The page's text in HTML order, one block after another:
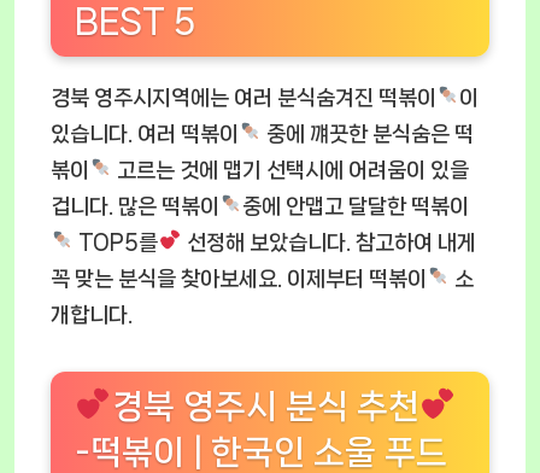
BEST 5
경북 영주시지역에는 여러 분식숨겨진 떡볶이
이
있습니다. 여러 떡볶이
중에 꺠끗한 분식숨은 떡
볶이
고르는 것에 맵기 선택시에 어려움이 있을
겁니다. 많은 떡볶이
중에 안맵고 달달한 떡볶이
TOP5를
선정해 보았습니다. 참고하여 내게
꼭 맞는 분식을 찾아보세요. 이제부터 떡볶이
소
개합니다.
경북 영주시 분식 추천
-떡볶이 | 한국인 소울 푸드